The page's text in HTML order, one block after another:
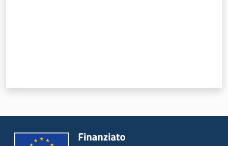
legalità
Argomenti
Novità